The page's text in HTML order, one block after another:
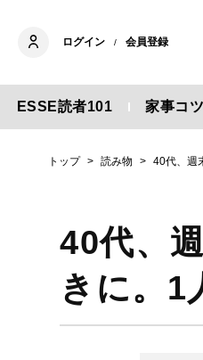
ログイン / 会員登録
ESSE読者101 家事コツ
トップ 読み物 40代、週
40代、
きに。1